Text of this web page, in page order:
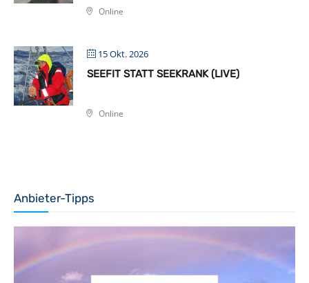
Online
15 Okt. 2026
SEEFIT STATT SEEKRANK (LIVE)
Online
Anbieter-Tipps